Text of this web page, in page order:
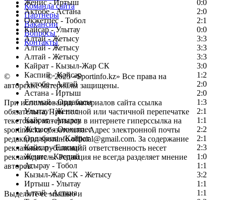
Женис - Иртыш
0:0
Актобе - Астана
2:0
Окжетпес - Тобол
2:1
Кайсар - Улытау
0:0
Алтай - Жетысу
3:3
Алтай - Жетысу
3:3
Алтай - Жетысу
3:3
Кайрат - Кызыл-Жар СК
3:0
Каспий - Кайсар
1:2
Актобе - Алтай
2:0
Астана - Иртыш
2:0
Елимай - Ордабасы
1:3
Улытау - Женис
2:1
Кайрат - Атырау
1:1
Жетысу - Окжетпес
2:2
Ордабасы - Кайрат
2:1
Кайсар - Елимай
2:3
Женис - Каспий
1:0
Атырау - Тобол
1:1
Кызыл-Жар СК - Жетысу
3:2
Иртыш - Улытау
1:1
Алтай - Астана
1:1
Команда сайта
Партнеры
Вакансии
Вопросы
Контакты
© Copyright© 2025 «Sportinfo.kz» Все права на
авторские материалы защищены.
При использовании материалов сайта ссылка
обязательна. При полной или частичной перепечатке
текстовых материалов в интернете гиперссылка на
sportinfo.kz обязательна. Адрес электронной почты
редакции: sportinfo.official@gmail.com. За содержание
рекламных публикаций ответственность несет
рекламодатель. Редакция не всегда разделяет мнение
авторов.
Заметили ошибку в тексте?
Выделите ее мышью и